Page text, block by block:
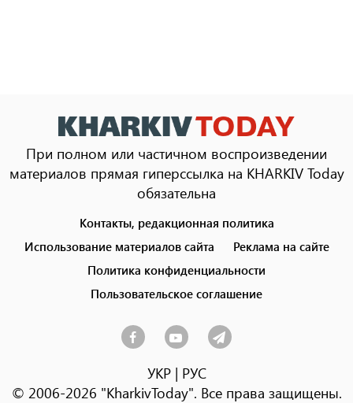
При полном или частичном воспроизведении
материалов прямая гиперссылка на KHARKIV Today
обязательна
menu
Контакты, редакционная политика
Использование материалов сайта
Реклама на сайте
Политика конфиденциальности
Пользовательское соглашение
УКР| РУС
© 2006-2026 "KharkivToday". Все права защищены.